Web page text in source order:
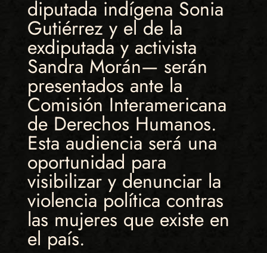
diputada indígena Sonia
Gutiérrez y el de la
exdiputada y activista
Sandra Morán— serán
presentados ante la
Comisión Interamericana
de Derechos Humanos.
Esta audiencia será una
oportunidad para
visibilizar y denunciar la
violencia política contras
las mujeres que existe en
el país.